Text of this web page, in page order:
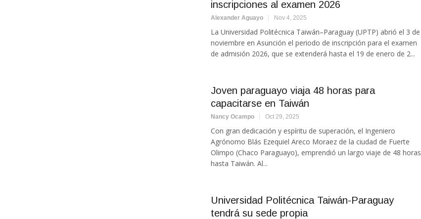
inscripciones al examen 2026
Alexander Aguayo Nov 4, 2025
La Universidad Politécnica Taiwán–Paraguay (UPTP) abrió el 3 de
noviembre en Asunción el periodo de inscripción para el examen
de admisión 2026, que se extenderá hasta el 19 de enero de 2...
Joven paraguayo viaja 48 horas para
capacitarse en Taiwán
Nancy Ocampo Oct 29, 2025
Con gran dedicación y espíritu de superación, el Ingeniero
Agrónomo Blás Ezequiel Areco Moraez de la ciudad de Fuerte
Olimpo (Chaco Paraguayo), emprendió un largo viaje de 48 horas
hasta Taiwán. Al...
Universidad Politécnica Taiwán-Paraguay
tendrá su sede propia